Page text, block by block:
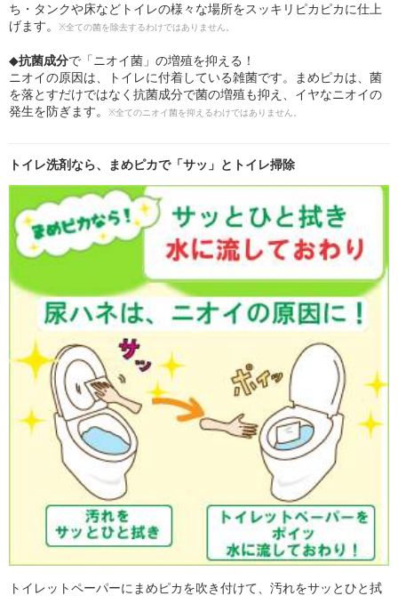
ち・タンクや床などトイレの様々な場所をスッキリピカピカに仕上
げます。
※全ての菌を除去するわけではありません。
◆抗菌成分で「ニオイ菌」の増殖を抑える！
ニオイの原因は、トイレに付着している雑菌です。まめピカは、菌
を落とすだけではなく抗菌成分で菌の増殖も抑え、イヤなニオイの
発生を防ぎます。
※全てのニオイ菌を抑えるわけではありません。
トイレ洗剤なら、まめピカで「サッ」とトイレ掃除
トイレットペーパーにまめピカを吹き付けて、汚れをサッとひと拭